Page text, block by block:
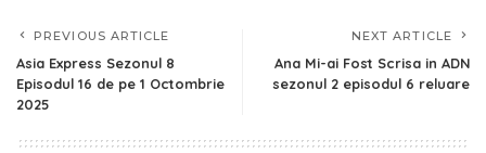
PREVIOUS ARTICLE
Asia Express Sezonul 8
Episodul 16 de pe 1 Octombrie
2025
NEXT ARTICLE
Ana Mi-ai Fost Scrisa in ADN
sezonul 2 episodul 6 reluare